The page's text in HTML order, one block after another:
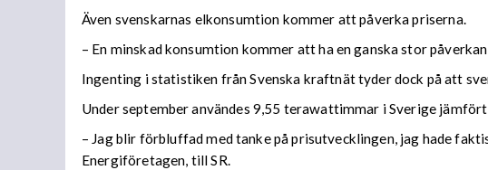
Även svenskarnas elkonsumtion kommer att påverka priserna.
– En minskad konsumtion kommer att ha en ganska stor
Ingenting i statistiken från Svenska kraftnät tyder dock på att
Under september användes 9,55 terawattimmar i Sverige
– Jag blir förbluffad med tanke på prisutvecklingen, jag hade
Energiföretagen, till SR.